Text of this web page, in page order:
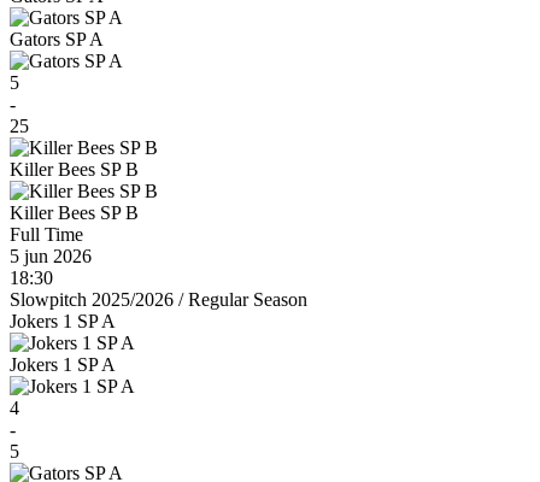
Gators SP A
5
-
25
Killer Bees SP B
Killer Bees SP B
Full Time
5 jun 2026
18:30
Slowpitch 2025/2026 /Regular Season
Jokers 1 SP A
Jokers 1 SP A
4
-
5